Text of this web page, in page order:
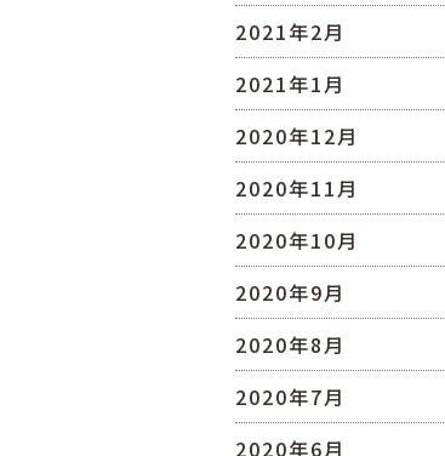
2021年2月
2021年1月
2020年12月
2020年11月
2020年10月
2020年9月
2020年8月
2020年7月
2020年6月